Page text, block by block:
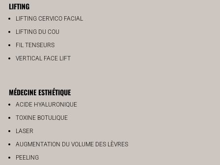
LIFTING
LIFTING CERVICO FACIAL
LIFTING DU COU
FIL TENSEURS
VERTICAL FACE LIFT
MÉDECINE ESTHÉTIQUE
ACIDE HYALURONIQUE
TOXINE BOTULIQUE
LASER
AUGMENTATION DU VOLUME DES LÈVRES
PEELING